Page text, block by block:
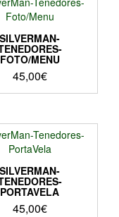
SILVERMAN-
FOTO/MENU
45,00€
SILVERMAN-
PORTAVELA
45,00€